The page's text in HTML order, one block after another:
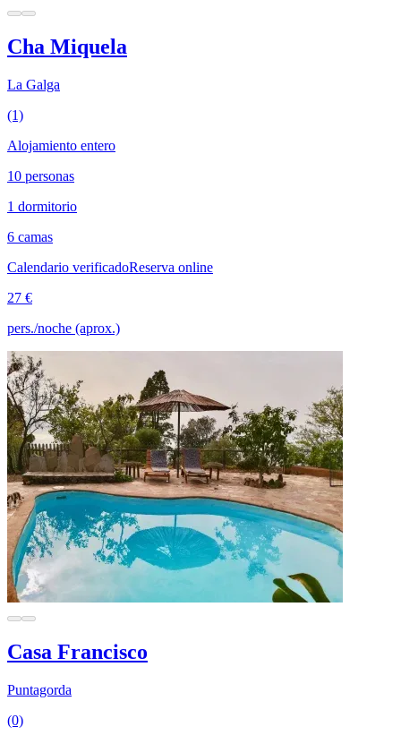
Cha Miquela
La Galga
(1)
Alojamiento entero
10 personas
1 dormitorio
6 camas
Calendario verificadoReserva online
27 €
pers./noche (aprox.)
Casa Francisco
Puntagorda
(0)